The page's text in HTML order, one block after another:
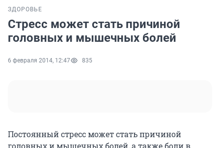
ЗДОРОВЬЕ
Стресс может стать причиной
головных и мышечных болей
6 февраля 2014, 12:47 835
Постоянный стресс может стать причиной
головных и мышечных болей, а также боли в